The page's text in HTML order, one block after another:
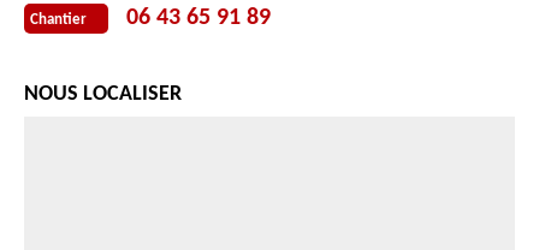
Chantier 06 43 65 91 89
NOUS LOCALISER